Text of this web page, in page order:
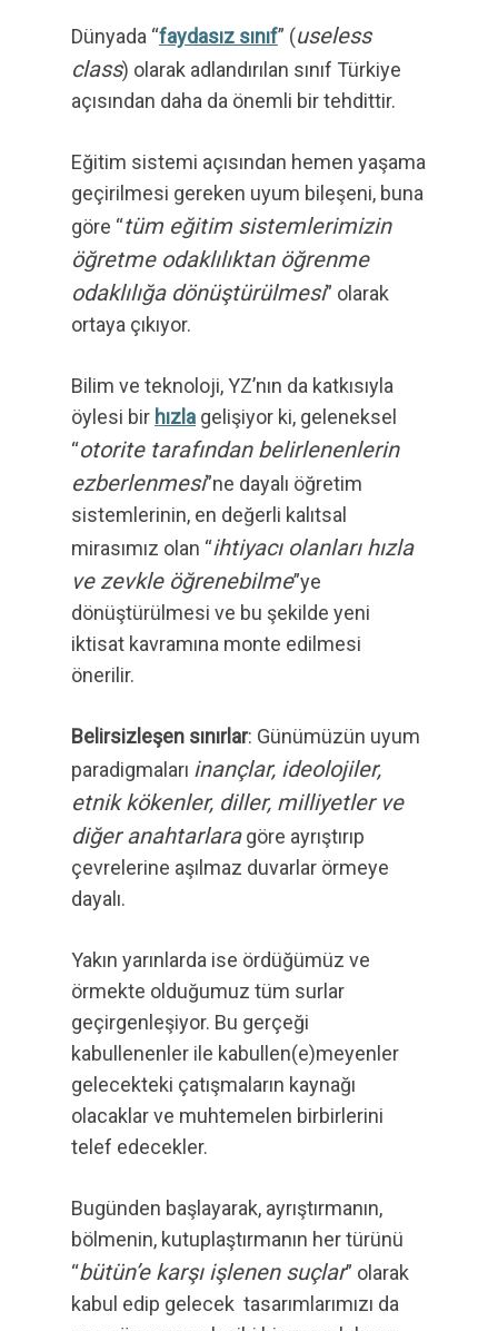
Dünyada “faydasız sınıf” (useless
class) olarak adlandırılan sınıf Türkiye
açısından daha da önemli bir tehdittir.
Eğitim sistemi açısından hemen yaşama
geçirilmesi gereken uyum bileşeni, buna
göre “tüm eğitim sistemlerimizin
öğretme odaklılıktan öğrenme
odaklılığa dönüştürülmesi” olarak
ortaya çıkıyor.
Bilim ve teknoloji, YZ’nın da katkısıyla
öylesi bir hızla gelişiyor ki, geleneksel
“otorite tarafından belirlenenlerin
ezberlenmesi”ne dayalı öğretim
sistemlerinin, en değerli kalıtsal
mirasımız olan “ihtiyacı olanları hızla
ve zevkle öğrenebilme”ye
dönüştürülmesi ve bu şekilde yeni
iktisat kavramına monte edilmesi
önerilir.
Belirsizleşen sınırlar: Günümüzün uyum
paradigmaları inançlar, ideolojiler,
etnik kökenler, diller, milliyetler ve
diğer anahtarlaragöre ayrıştırıp
çevrelerine aşılmaz duvarlar örmeye
dayalı.
Yakın yarınlarda ise ördüğümüz ve
örmekte olduğumuz tüm surlar
geçirgenleşiyor. Bu gerçeği
kabullenenler ile kabullen(e)meyenler
gelecekteki çatışmaların kaynağı
olacaklar ve muhtemelen birbirlerini
telef edecekler.
Bugünden başlayarak, ayrıştırmanın,
bölmenin, kutuplaştırmanın her türünü
“bütün’e karşı işlenen suçlar” olarak
kabul edip gelecek tasarımlarımızı da